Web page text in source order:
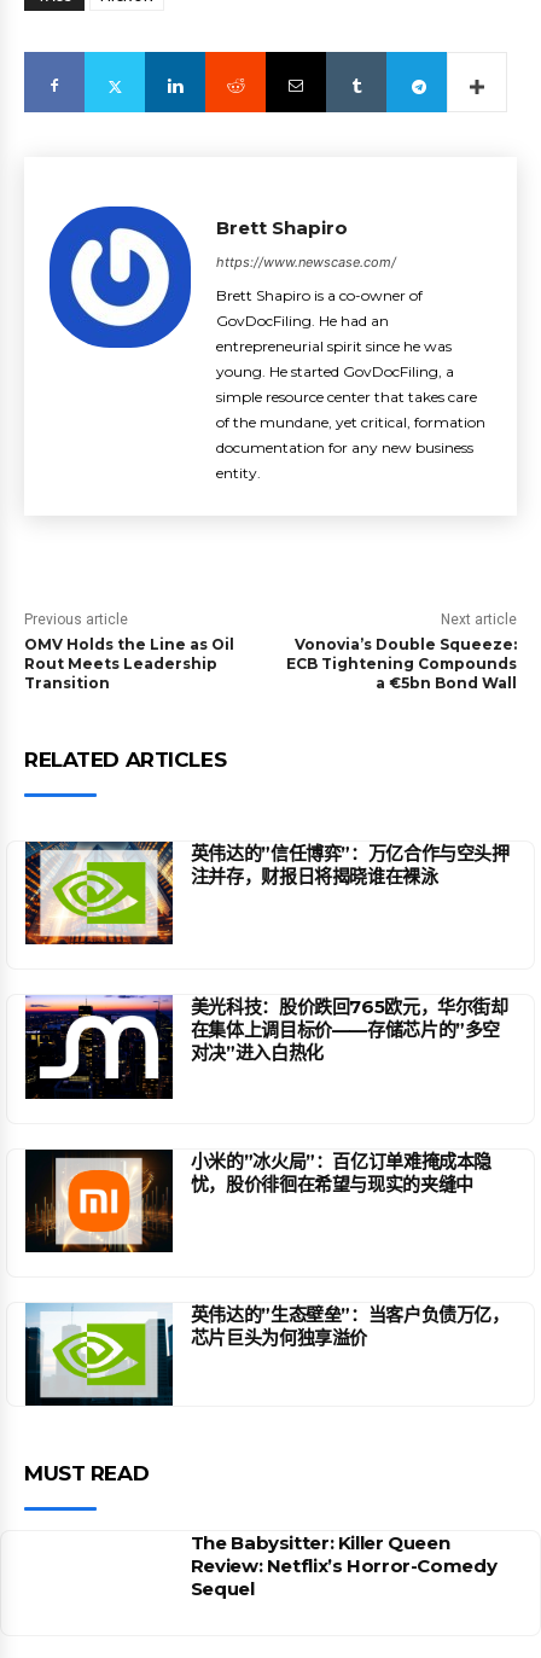
Brett Shapiro
https://www.newscase.com/
Brett Shapiro is a co-owner of
GovDocFiling. He had an
entrepreneurial spirit since he was
young. He started GovDocFiling, a
simple resource center that takes care
of the mundane, yet critical, formation
documentation for any new business
entity.
Previous article
OMV Holds the Line as Oil
Rout Meets Leadership
Transition
Next article
Vonovia’s Double Squeeze:
ECB Tightening Compounds
a €5bn Bond Wall
RELATED ARTICLES
英伟达的”信任博弈”：万亿合作与空头押
注并存，财报日将揭晓谁在裸泳
美光科技：股价跌回765欧元，华尔街却
在集体上调目标价——存储芯片的”多空
对决”进入白热化
小米的”冰火局”：百亿订单难掩成本隐
忧，股价徘徊在希望与现实的夹缝中
英伟达的”生态壁垒”：当客户负债万亿，
芯片巨头为何独享溢价
MUST READ
The Babysitter: Killer Queen
Review: Netflix’s Horror-Comedy
Sequel